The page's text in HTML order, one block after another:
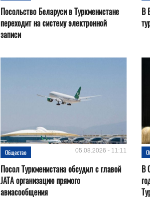
Посольство Беларуси в Туркменистане
переходит на систему электронной
записи
В
Общество 05.08.2026 - 11:11
Посол Туркменистана обсудил с главой
JATA организацию прямого
авиасообщения
В